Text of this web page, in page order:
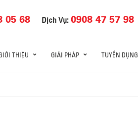
05 68 Dịch Vụ:0908 47 57 98
THIỆU GIẢI PHÁP TUYỂN DỤNG